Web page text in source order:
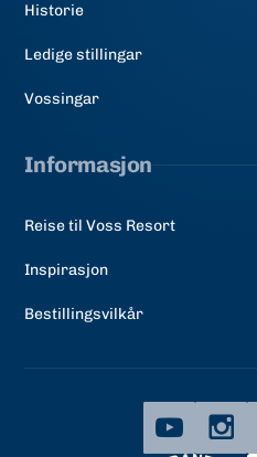
Historie
Ledige stillingar
Vossingar
Informasjon
Reise til Voss Resort
Inspirasjon
Bestillingsvilkår